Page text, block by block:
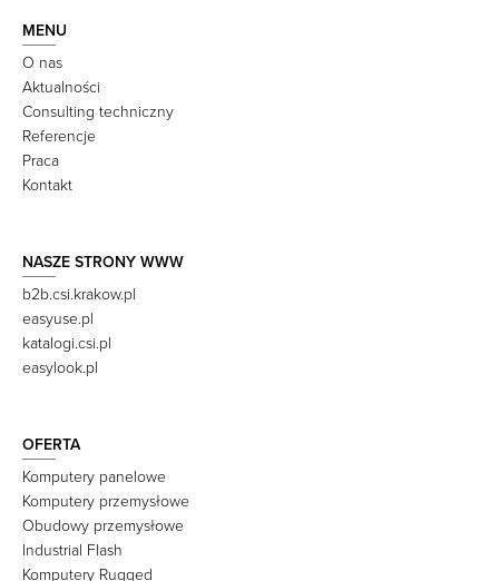
MENU
O nas
Aktualności
Consulting techniczny
Referencje
Praca
Kontakt
NASZE STRONY WWW
b2b.csi.krakow.pl
easyuse.pl
katalogi.csi.pl
easylook.pl
OFERTA
Komputery panelowe
Komputery przemysłowe
Obudowy przemysłowe
Industrial Flash
Komputery Rugged